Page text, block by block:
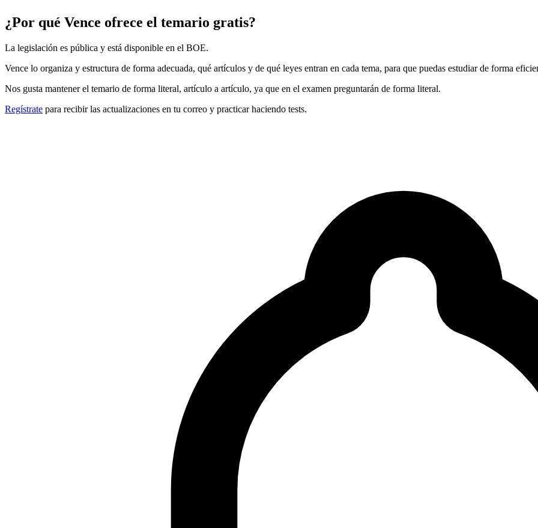
¿Por qué Vence ofrece el temario gratis?
La legislación es pública y está disponible en el BOE.
Vence lo organiza y estructura de forma adecuada, qué artículos y de qué leyes entran en cada tema, para que puedas estudiar de forma
Nos gusta mantener el temario de forma literal, artículo a artículo, ya que en el examen preguntarán de forma literal.
Regístrate para recibir las actualizaciones en tu correo y practicar haciendo tests.